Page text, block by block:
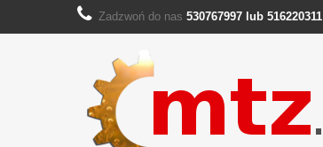
Zadzwoń do nas 530767997 lub 516220311